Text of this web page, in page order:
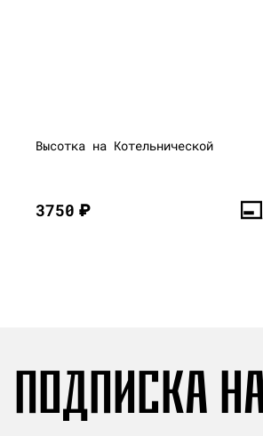
Высотка на Котельнической
3750₽
ПОДПИСКА